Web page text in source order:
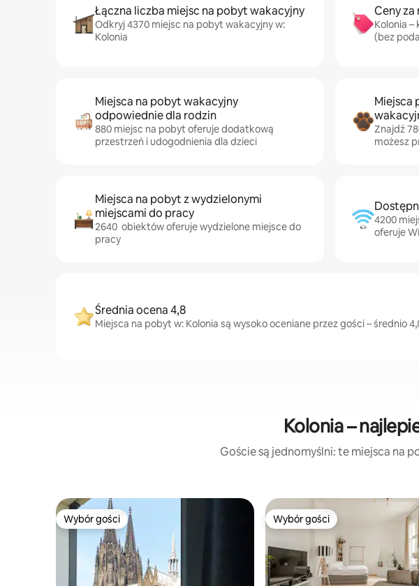
Łączna liczba miejsc na pobyt wakacyjny
Odkryj 4370 miejsc na pobyt wakacyjny w:
Kolonia
Ceny za
Kolonia –
(bez
Miejsca na pobyt wakacyjny
odpowiednie dla rodzin
880 miejsc na pobyt oferuje dodatkową
przestrzeń i udogodnienia dla dzieci
Miejsca
Znajdź
możesz
Miejsca na pobyt z wydzielonymi
miejscami do pracy
2640 obiektów oferuje wydzielone miejsce do
pracy
4200
oferuje
Średnia ocena 4,8
Miejsca na pobyt w: Kolonia są wysoko oceniane przez gości – średnio
Kolonia –
Goście są jednomyślni: te miejsca na
Wybór gości
Wybór gości Wybór gości
Wybór gości